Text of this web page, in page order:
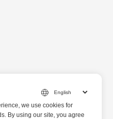
we use cookies for
By using our site, you agree